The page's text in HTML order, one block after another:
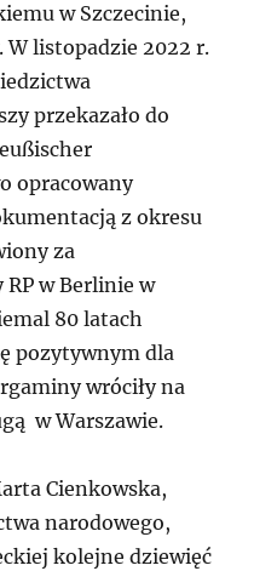
w Szczecinie,
listopadzie 2022 r.
przekazało do
opracowany
z okresu
za
w Berlinie w
80 latach
pozytywnym dla
wróciły na
w Warszawie.
Cienkowska,
narodowego,
kolejne dziewięć